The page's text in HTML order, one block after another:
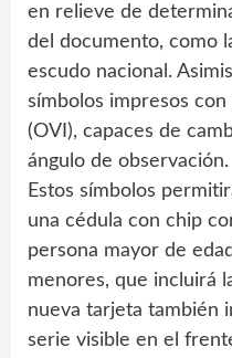
en relieve de
del documento, como
escudo nacional.
símbolos impresos
(OVI), capaces de
ángulo de observación.
Estos símbolos
una cédula con chip
persona mayor de
menores, que incluirá
nueva tarjeta también
serie visible en el